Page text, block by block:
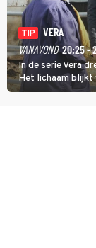
TIP
VERA
VANAVOND 20:25 -
In de serie Vera
Het lichaam blijkt
homoseksuele